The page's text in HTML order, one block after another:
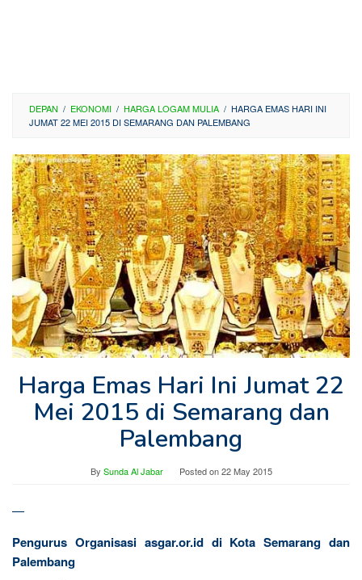
DEPAN / EKONOMI / HARGA LOGAM MULIA / HARGA EMAS HARI INI
JUMAT 22 MEI 2015 DI SEMARANG DAN PALEMBANG
Harga Emas Hari Ini Jumat 22
Mei 2015 di Semarang dan
Palembang
By Sunda Al Jabar Posted on22 May 2015
—
Pengurus Organisasi asgar.or.id di Kota Semarang dan
Palembang